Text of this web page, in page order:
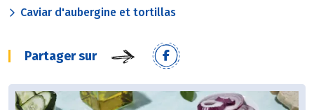
Caviar d'aubergine et tortillas
Partager sur